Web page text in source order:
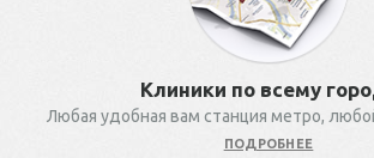
Клиники по всему
Любая удобная вам станция метро,
ПОДРОБНЕЕ